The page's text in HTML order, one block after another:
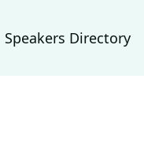
Speakers Directory